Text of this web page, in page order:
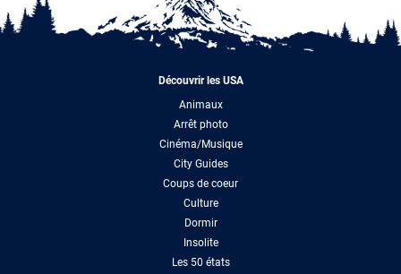
Découvrir les USA
Animaux
Arrêt photo
Cinéma/Musique
City Guides
Coups de coeur
Culture
Dormir
Insolite
Les 50 états